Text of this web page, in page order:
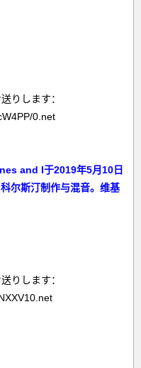
りします：
0.net
and I于2019年5月10日
尔斯汀制作与混音。维基
りします：